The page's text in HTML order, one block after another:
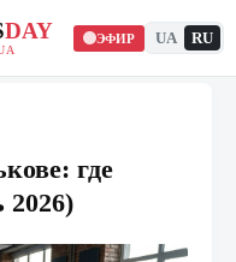
DAY ЭФИР UA RU
где